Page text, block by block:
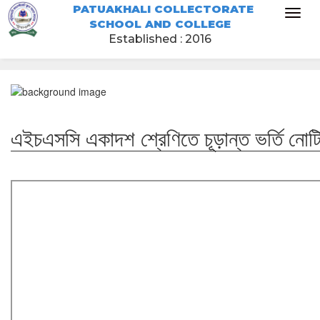
PATUAKHALI COLLECTORATE
SCHOOL AND COLLEGE
Established : 2016
এইচএসসি একাদশ শ্রেণিতে চূড়ান্ত ভর্তি